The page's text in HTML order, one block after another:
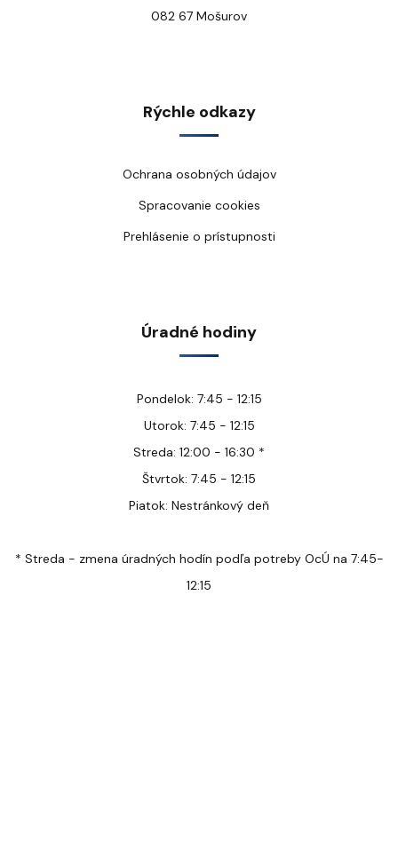
082 67 Mošurov
Rýchle odkazy
Ochrana osobných údajov
Spracovanie cookies
Prehlásenie o prístupnosti
Úradné hodiny
Pondelok: 7:45 - 12:15
Utorok: 7:45 - 12:15
Streda: 12:00 - 16:30 *
Štvrtok: 7:45 - 12:15
Piatok: Nestránkový deň
* Streda - zmena úradných hodín podľa potreby OcÚ na 7:45-
12:15